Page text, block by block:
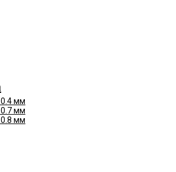
мм
мм
мм